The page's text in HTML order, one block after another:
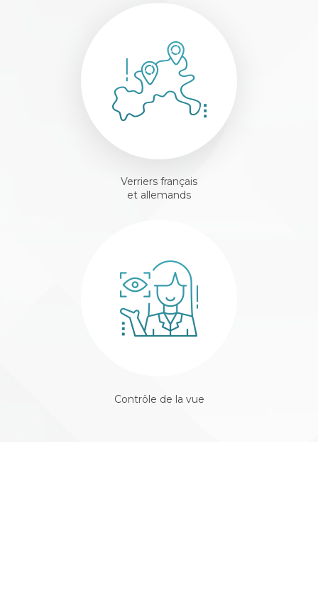
Verriers français
et allemands
Contrôle de la vue